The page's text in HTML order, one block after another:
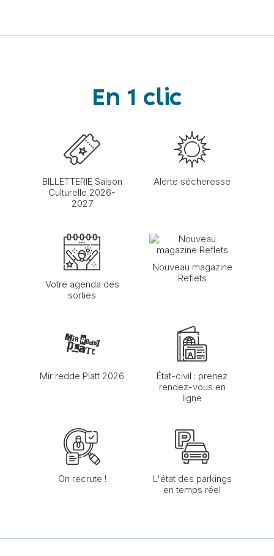
En 1 clic
BILLETTERIE Saison
Culturelle 2026-
2027
Alerte sécheresse
Votre agenda des
sorties
Nouveau magazine
Reflets
Mir redde Platt 2026
État-civil : prenez
rendez-vous en
ligne
On recrute !
L'état des parkings
en temps réel